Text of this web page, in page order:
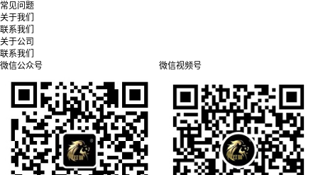
常见问题
关于我们
联系我们
关于公司
联系我们
微信公众号
微信视频号